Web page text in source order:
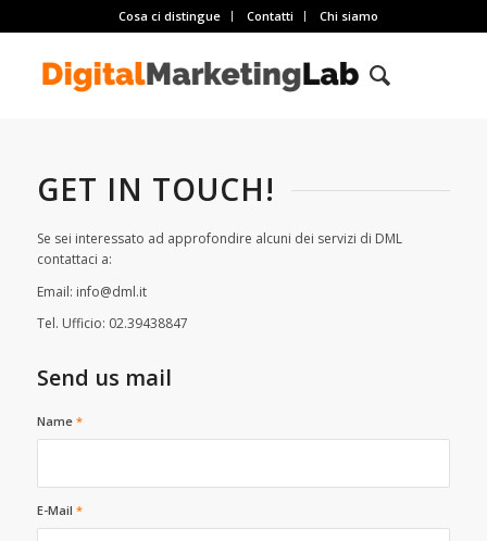
Cosa ci distingue Contatti Chi siamo
GET IN TOUCH!
Se sei interessato ad approfondire alcuni dei servizi di DML
contattaci a:
Email: info@dml.it
Tel. Ufficio: 02.39438847
Send us mail
Name *
E-Mail *